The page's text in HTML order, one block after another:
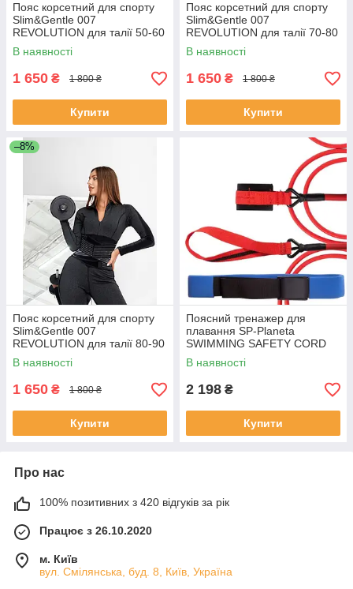
Пояс корсетний для спорту
Slim&Gentle 007
REVOLUTION для талії 50-60
см 22 чорний
В наявності
1 650 ₴ 1 800 ₴
Купити
Пояс корсетний для спорту
Slim&Gentle 007
REVOLUTION для талії 70-80
см 26 чорний
В наявності
1 650 ₴ 1 800 ₴
Купити
–8%
Пояс корсетний для спорту
Slim&Gentle 007
REVOLUTION для талії 80-90
см 28 чорний
В наявності
1 650 ₴ 1 800 ₴
Купити
Поясний тренажер для
плавання SP-Planeta
SWIMMING SAFETY CORD
WITH BELT PL-3035 6,5 м
Червоний
В наявності
2 198 ₴
Купити
Про нас
100% позитивних з 420 відгуків за рік
Працює з 26.10.2020
м. Київ
вул. Смілянська, буд. 8, Київ, Україна